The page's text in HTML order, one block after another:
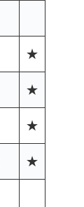
★
★
★
★